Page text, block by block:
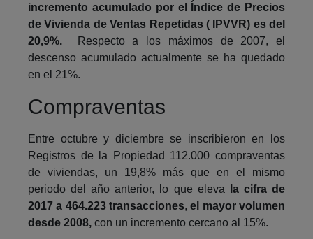
incremento acumulado por el Índice de Precios
de Vivienda de Ventas Repetidas ( IPVVR) es del
20,9%.
Respecto a los máximos de 2007, el
descenso acumulado actualmente se ha quedado
en el 21%.
Compraventas
Entre octubre y diciembre se inscribieron en los
Registros de la Propiedad 112.000 compraventas
de viviendas, un 19,8% más que en el mismo
periodo del año anterior, lo que eleva la cifra de
2017 a 464.223 transacciones, el mayor volumen
desde 2008, con un incremento cercano al 15%.